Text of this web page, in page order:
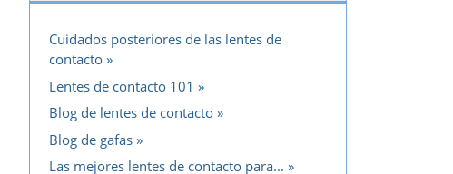
Cuidados posteriores de las lentes de
contacto
Lentes de contacto 101
Blog de lentes de contacto
Blog de gafas
Las mejores lentes de contacto para...